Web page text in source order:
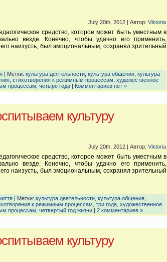
July 20th, 2012 | Автор: Viktoria
средство, которое может быть уместным в
везде. Конечно, чтобы удачно его применить,
наизусть, был эмоциональным, сохранял зрительный
| Метки: культура деятельности культура общения культура
стихотворения к режимным процессам художественное
процессам четыре года | Комментариев нет »
культуру
July 20th, 2012 | Автор: Viktoria
средство, которое может быть уместным в
везде. Конечно, чтобы удачно его применить,
наизусть, был эмоциональным, сохранял зрительный
| Метки: культура деятельности культура общения
к режимным процессам три года художественное
процессам четвертый год жизни | 2 комментариев »
культуру